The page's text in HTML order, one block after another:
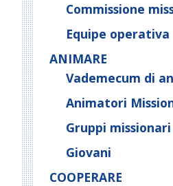
Commissione
Equipe operativa
ANIMARE
Vademecum di
Animatori
Gruppi missionari
Giovani
COOPERARE